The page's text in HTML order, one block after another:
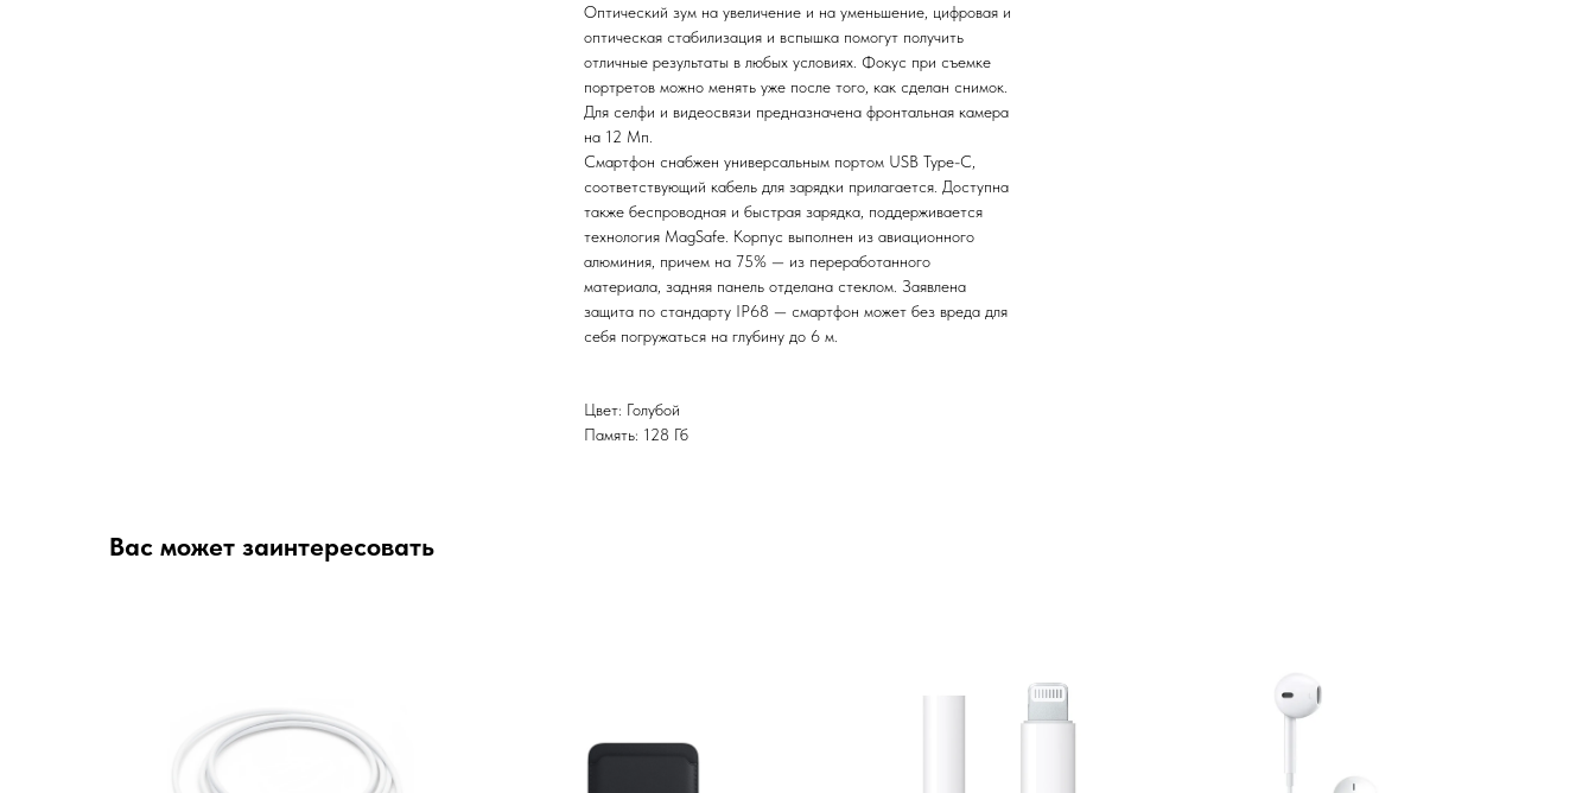
Оптический зум на увеличение и на уменьшение, цифровая и
оптическая стабилизация и вспышка помогут получить
отличные результаты в любых условиях. Фокус при съемке
портретов можно менять уже после того, как сделан снимок.
Для селфи и видеосвязи предназначена фронтальная камера
на 12 Мп.
Смартфон снабжен универсальным портом USB Type-C,
соответствующий кабель для зарядки прилагается. Доступна
также беспроводная и быстрая зарядка, поддерживается
технология MagSafe. Корпус выполнен из авиационного
алюминия, причем на 75% — из переработанного
материала, задняя панель отделана стеклом. Заявлена
защита по стандарту IP68 — смартфон может без вреда для
себя погружаться на глубину до 6 м.
Цвет: Голубой
Память: 128 Гб
Вас может заинтересовать